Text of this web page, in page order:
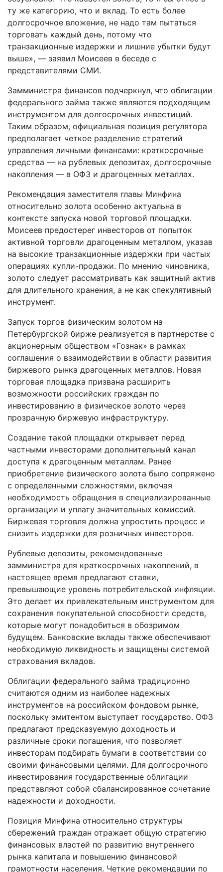
ту же категорию, что и вклад. То есть более
долгосрочное вложение, не надо там пытаться
торговать каждый день, потому что
транзакционные издержки и лишние убытки будут
выше», — заявил Моисеев в беседе с
представителями СМИ.
Замминистра финансов подчеркнул, что облигации
федерального займа также являются подходящим
инструментом для долгосрочных инвестиций.
Таким образом, официальная позиция регулятора
предполагает четкое разделение стратегий
управления личными финансами: краткосрочные
средства — на рублевых депозитах, долгосрочные
накопления — в ОФЗ и драгоценных металлах.
Рекомендация заместителя главы Минфина
относительно золота особенно актуальна в
контексте запуска новой торговой площадки.
Моисеев предостерег инвесторов от попыток
активной торговли драгоценным металлом, указав
на высокие транзакционные издержки при частых
операциях купли-продажи. По мнению чиновника,
золото следует рассматривать как защитный актив
для длительного хранения, а не как спекулятивный
инструмент.
Запуск торгов физическим золотом на
Петербургской бирже реализуется в партнерстве с
акционерным обществом «Гознак» в рамках
соглашения о взаимодействии в области развития
биржевого рынка драгоценных металлов. Новая
торговая площадка призвана расширить
возможности российских граждан по
инвестированию в физическое золото через
прозрачную биржевую инфраструктуру.
Создание такой площадки открывает перед
частными инвесторами дополнительный канал
доступа к драгоценным металлам. Ранее
приобретение физического золота было сопряжено
с определенными сложностями, включая
необходимость обращения в специализированные
организации и уплату значительных комиссий.
Биржевая торговля должна упростить процесс и
снизить издержки для розничных инвесторов.
Рублевые депозиты, рекомендованные
замминистра для краткосрочных накоплений, в
настоящее время предлагают ставки,
превышающие уровень потребительской инфляции.
Это делает их привлекательным инструментом для
сохранения покупательной способности средств,
которые могут понадобиться в обозримом
будущем. Банковские вклады также обеспечивают
необходимую ликвидность и защищены системой
страхования вкладов.
Облигации федерального займа традиционно
считаются одним из наиболее надежных
инструментов на российском фондовом рынке,
поскольку эмитентом выступает государство. ОФЗ
предлагают предсказуемую доходность и
различные сроки погашения, что позволяет
инвесторам подбирать бумаги в соответствии со
своими финансовыми целями. Для долгосрочного
инвестирования государственные облигации
представляют собой сбалансированное сочетание
надежности и доходности.
Позиция Минфина относительно структуры
сбережений граждан отражает общую стратегию
финансовых властей по развитию внутреннего
рынка капитала и повышению финансовой
грамотности населения. Четкие рекомендации по